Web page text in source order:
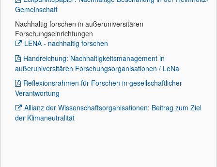
Gemeinschaft
Nachhaltig forschen in außeruniversitären
Forschungseinrichtungen
LENA - nachhaltig forschen
Handreichung: Nachhaltigkeitsmanagement in
außeruniversitären Forschungsorganisationen / LeNa
Reflexionsrahmen für Forschen in gesellschaftlicher
Verantwortung
Allianz der Wissenschaftsorganisationen: Beitrag zum Ziel
der Klimaneutralität